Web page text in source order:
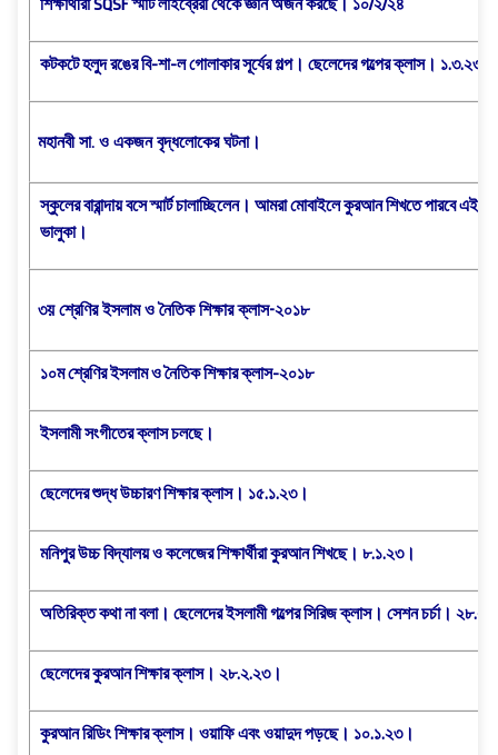
শিক্ষার্থীরা SQSF স্মার্ট লাইব্রেরী থেকে জ্ঞান অর্জন করছে। ১০/২/২৪
কটকটে হলুদ রঙের বি-শা-ল গোলাকার সূর্যের গল্প। ছেলেদের গল্পের ক্লাস। ১.৩.২৩
মহানবী সা. ও একজন বৃদ্ধলোকের ঘটনা।
স্কুলের বারান্দায় বসে স্মার্ট চালাচ্ছিলেন। আমরা মোবাইলে কুরআন শিখতে পারবে এই
ভালুকা।
৩য় শ্রেণির ইসলাম ও নৈতিক শিক্ষার ক্লাস-২০১৮
১০ম শ্রেণির ইসলাম ও নৈতিক শিক্ষার ক্লাস-২০১৮
ইসলামী সংগীতের ক্লাস চলছে।
ছেলেদের শুদ্ধ উচ্চারণ শিক্ষার ক্লাস। ১৫.১.২৩।
মনিপুর উচ্চ বিদ্যালয় ও কলেজের শিক্ষার্থীরা কুরআন শিখছে। ৮.১.২৩।
অতিরিক্ত কথা না বলা। ছেলেদের ইসলামী গল্পের সিরিজ ক্লাস। সেশন চর্চা।
ছেলেদের কুরআন শিক্ষার ক্লাস। ২৮.২.২৩।
কুরআন রিডিং শিক্ষার ক্লাস। ওয়াফি এবং ওয়াদুদ পড়ছে। ১০.১.২৩।